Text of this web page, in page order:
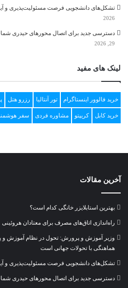
تشکل‌های دانشجویی فرصت مسئولیت‌پذیری و
2026
دسترسی جدید برای اتصال محور‌های حیدری
29, 2026
لینک های مفید
خرید فالوور اینستاگرام تور آنتالیا رزرو هتل
خرید کابل کریپتو مشاوره فردی سفر
آخرین مقالات
بهترین استابلایزر خانگی کدام است؟
راه‌اندازی اتاق‌های مصرف برای معتادان هروئینی
وزیر آموزش و پرورش: تحول در نظام آموزش و
هماهنگی با تحولات جهانی است
تشکل‌های دانشجویی فرصت مسئولیت‌پذیری و
دسترسی جدید برای اتصال محور‌های حیدری